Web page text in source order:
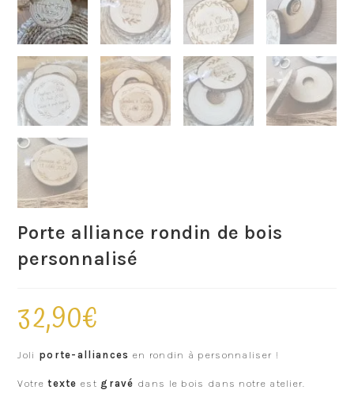
Porte alliance rondin de bois
personnalisé
32,90€
Joli porte-alliances en rondin à personnaliser !
Votretexte est gravé dans le bois dans notre atelier.